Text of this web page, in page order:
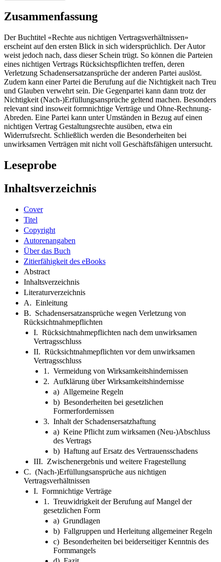
Zusammenfassung
Der Buchtitel «Rechte aus nichtigen Vertragsverhältnissen»
erscheint auf den ersten Blick in sich widersprüchlich. Der Autor
weist jedoch nach, dass dieser Schein trügt. So können die Parteien
eines nichtigen Vertrags Rücksichtspflichten treffen, deren
Verletzung Schadensersatzansprüche der anderen Partei auslöst.
Zudem kann einer Partei die Berufung auf die Nichtigkeit nach Treu
und Glauben verwehrt sein. Die Gegenpartei kann dann trotz der
Nichtigkeit (Nach-)Erfüllungsansprüche geltend machen. Besonders
relevant sind insoweit formnichtige Verträge und Ohne-Rechnung-
Abreden. Eine Partei kann unter Umständen in Bezug auf einen
nichtigen Vertrag Gestaltungsrechte ausüben, etwa ein
Widerrufsrecht. Schließlich werden die Besonderheiten bei
unwirksamen Verträgen mit nicht voll Geschäftsfähigen untersucht.
Leseprobe
Inhaltsverzeichnis
Cover
Titel
Copyright
Autorenangaben
Über das Buch
Zitierfähigkeit des eBooks
Abstract
Inhaltsverzeichnis
Literaturverzeichnis
A. Einleitung
B. Schadensersatzansprüche wegen Verletzung von
Rücksichtnahmepflichten
I. Rücksichtnahmepflichten nach dem unwirksamen
Vertragsschluss
II. Rücksichtnahmepflichten vor dem unwirksamen
Vertragsschluss
1. Vermeidung von Wirksamkeitshindernissen
2. Aufklärung über Wirksamkeitshindernisse
a) Allgemeine Regeln
b) Besonderheiten bei gesetzlichen
Formerfordernissen
3. Inhalt der Schadensersatzhaftung
a) Keine Pflicht zum wirksamen (Neu-)Abschluss
des Vertrags
b) Haftung auf Ersatz des Vertrauensschadens
III. Zwischenergebnis und weitere Fragestellung
C. (Nach-)Erfüllungsansprüche aus nichtigen
Vertragsverhältnissen
I. Formnichtige Verträge
1. Treuwidrigkeit der Berufung auf Mangel der
gesetzlichen Form
a) Grundlagen
b) Fallgruppen und Herleitung allgemeiner Regeln
c) Besonderheiten bei beiderseitiger Kenntnis des
Formmangels